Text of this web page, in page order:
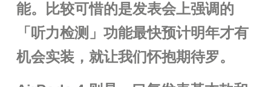
能。比较可惜的是发表会上强调的
「听力检测」功能最快预计明年才有
机会实装，就让我们怀抱期待罗。